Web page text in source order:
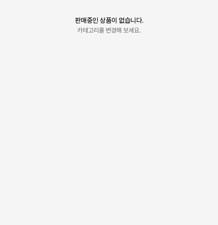
판매중인 상품이 없습니다.
카테고리를 변경해 보세요.